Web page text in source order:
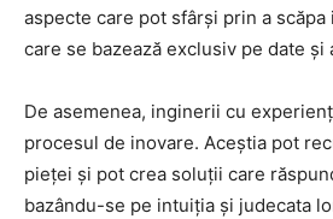
aspecte care pot sfârși prin a
care se bazează exclusiv pe date și
De asemenea, inginerii cu
procesul de inovare. Aceștia pot
pieței și pot crea soluții care
bazându-se pe intuiția și judecata